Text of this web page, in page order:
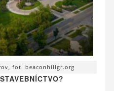
fot. beaconhillgr.org